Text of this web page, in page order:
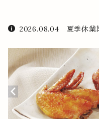
2026.08.04 夏季休業